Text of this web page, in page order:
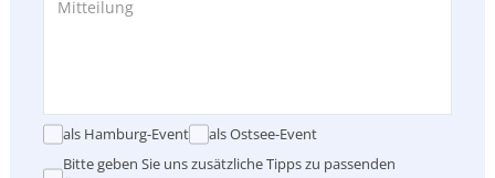
als Hamburg-Event
als Ostsee-Event
Bitte geben Sie uns zusätzliche Tipps zu passenden